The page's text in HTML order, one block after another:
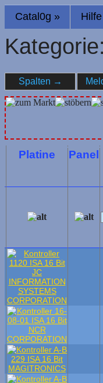
Catal0g » Hilfe
Kategorie:
Spalten →
Platine Panel